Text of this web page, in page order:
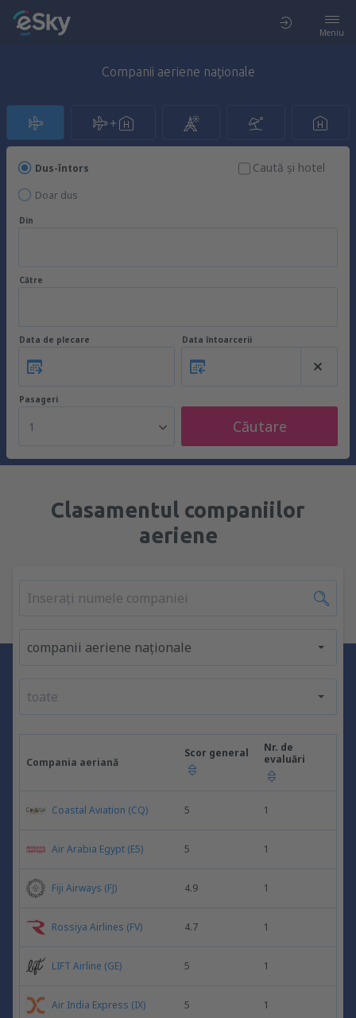
Meniu
Companii aeriene naţionale
Dus-întors
Doar dus
Caută şi hotel
Din
Către
Data de plecare Data întoarcerii
Pasageri
1 Căutare
Clasamentul companiilor
aeriene
companii aeriene naționale
toate
Compania aeriană
Scor general
Nr. de
evaluări
Coastal Aviation (CQ) 5 1
Air Arabia Egypt (E5) 5 1
Fiji Airways (FJ) 4.9 1
Rossiya Airlines (FV) 4.7 1
LIFT Airline (GE) 5 1
Air India Express (IX) 5 1